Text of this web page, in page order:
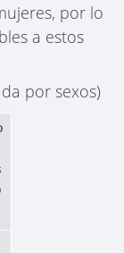
por lo
a estos
por sexos)